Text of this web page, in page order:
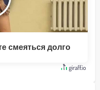
смеяться долго